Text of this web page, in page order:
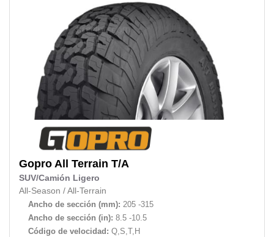
Gopro All Terrain T/A
SUV/Camión Ligero
All-Season / All-Terrain
Ancho de sección (mm): 205 -315
Ancho de sección (in): 8.5 -10.5
Código de velocidad: Q,S,T,H